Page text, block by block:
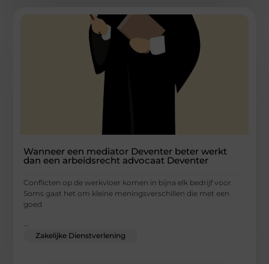
Wanneer een mediator Deventer beter werkt
dan een arbeidsrecht advocaat Deventer
Conflicten op de werkvloer komen in bijna elk bedrijf voor.
Soms gaat het om kleine meningsverschillen die met een
goed
...
Zakelijke Dienstverlening